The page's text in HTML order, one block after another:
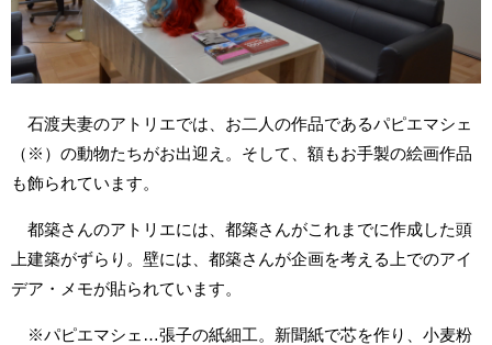
石渡夫妻のアトリエでは、お二人の作品であるパピエマシェ
（※）の動物たちがお出迎え。そして、額もお手製の絵画作品
も飾られています。
都築さんのアトリエには、都築さんがこれまでに作成した頭
上建築がずらり。壁には、都築さんが企画を考える上でのアイ
デア・メモが貼られています。
※パピエマシェ…張子の紙細工。新聞紙で芯を作り、小麦粉